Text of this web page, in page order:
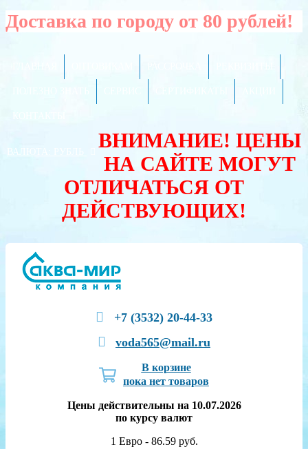
Доставка по городу от 80 рублей!
ВАЛЮТА:
ВНИМАНИЕ! ЦЕНЫ
НА САЙТЕ МОГУТ
ОТЛИЧАТЬСЯ ОТ
ДЕЙСТВУЮЩИХ!
+7 (3532) 20-44-33
voda565@mail.ru
В корзине
пока нет товаров
Цены действительны на 10.07.2026
по курсу валют
1 Евро - 86.59 руб.